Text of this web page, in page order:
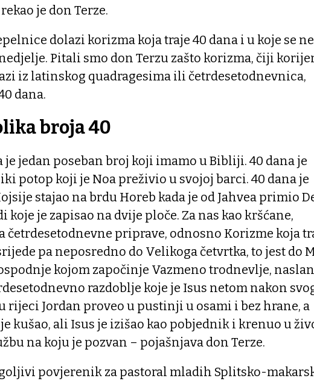
je don Terze.
dolazi korizma koja traje 40 dana i u koje se ne
Pitali smo don Terzu zašto korizma, čiji
iz latinskog quadragesima ili četrdesetodnevnica,
dana.
broja 40
je jedan poseban broj koji imamo u Bibliji. 40 dana je
potop koji je Noa preživio u svojoj barci. 40 dana je
stajao na brdu Horeb kada je od Jahvea primio
koje je zapisao na dvije ploče. Za nas kao kršćane,
četrdesetodnevne priprave, odnosno Korizme koja
pa neposredno do Velikoga četvrtka, to jest do
kojom započinje Vazmeno trodnevlje,
razdoblje koje je Isus netom nakon
rijeci Jordan proveo u pustinji u osami i bez hrane, a
je kušao, ali Isus je izišao kao pobjednik i krenuo u
na koju je pozvan – pojašnjava don Terze.
povjerenik za pastoral mladih Splitsko-